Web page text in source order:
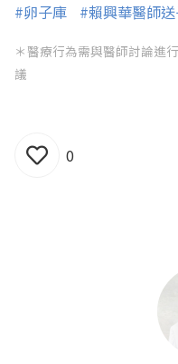
#卵子庫 #賴興華醫師
＊醫療行為需與醫師討論進
議
0